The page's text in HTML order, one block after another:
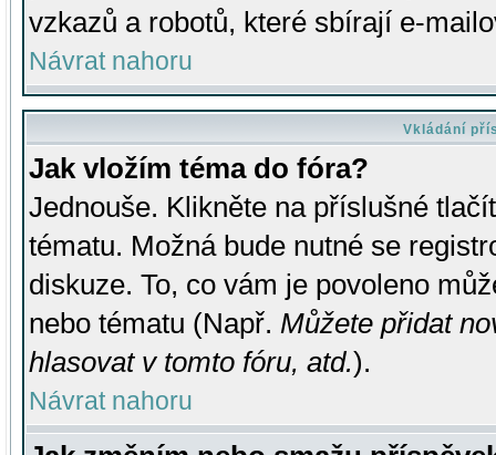
vzkazů a robotů, které sbírají e-
Návrat nahoru
Vkládání
Jak vložím téma do fóra?
Jednouše. Klikněte na příslušné
tématu. Možná bude nutné se
diskuze. To, co vám je povoleno
nebo tématu (Např. Můžete přidat
hlasovat v tomto fóru, atd.).
Návrat nahoru